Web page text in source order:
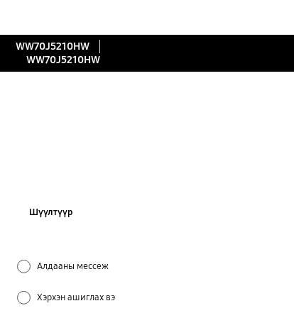
WW70J5210HW
WW70J5210HW
Шүүлтүүр
Алдааны мессеж
Хэрхэн ашиглах вэ